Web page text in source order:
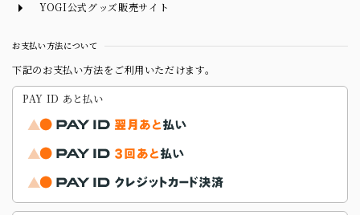
YOGI公式グッズ販売サイト
お支払い方法について
下記のお支払い方法をご利用いただけます。
PAY ID あと払い